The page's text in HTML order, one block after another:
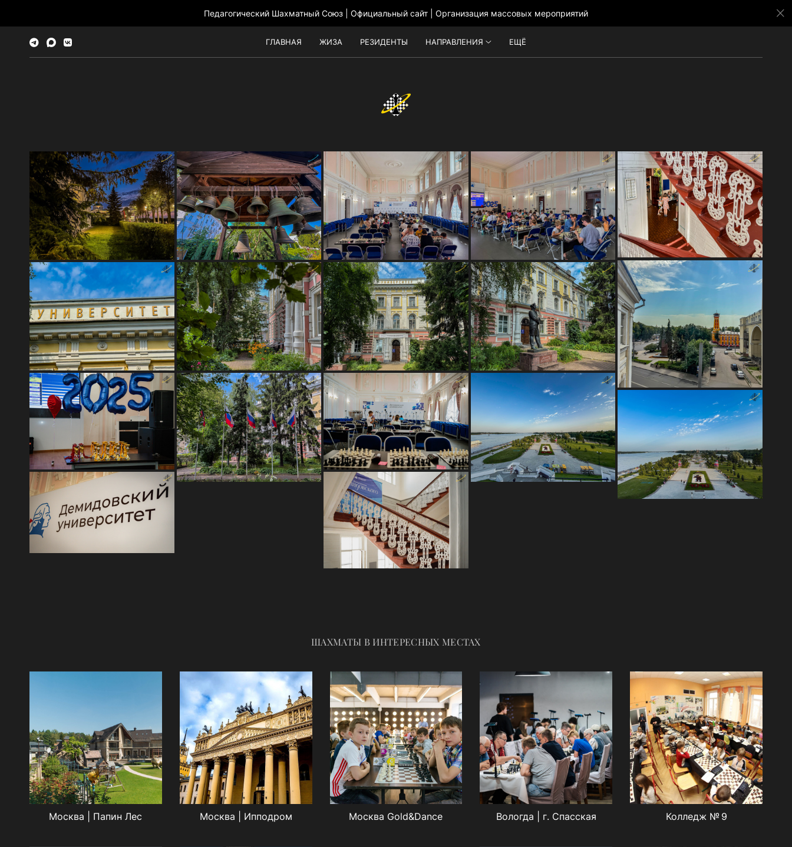
ГЛАВНАЯ ЖИЗА РЕЗИДЕНТЫ НАПРАВЛЕНИЯ ЕЩЁ
ШАХМАТЫ В ИНТЕРЕСНЫХ МЕСТАХ
Москва | Папин Лес Москва | Ипподром Москва Gold&Dance Вологда | г. Спасская Колледж № 9
Педагогический Шахматный Союз | Официальный сайт | Организация массовых мероприятий